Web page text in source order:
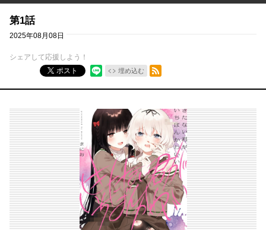
第1話
2025年08月08日
シェアして応援しよう！
ポスト
埋め込む
RSSフィード